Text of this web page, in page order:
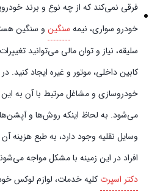
فرقی نمی‌کند که از چه نوع و برند
خودرو سواری، نیمه سنگین و سنگین
سلیقه، نیاز و توان مالی می‌توانید
کابین داخلی، موتور و غیره ایجاد کنید.
خودروسازی و مشاغل مرتبط با آن به
می‌شود. به لحاظ اینکه روش‌ها و
وسایل نقلیه وجود دارد، به طبع هزینه
افراد در این زمینه با مشکل مواجه
دکتر اسپرت کلیه خدمات، لوازم لوکس